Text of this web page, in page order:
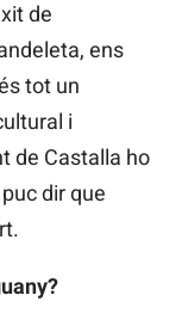
de
ens
tot un
i
de Castalla ho
dir que